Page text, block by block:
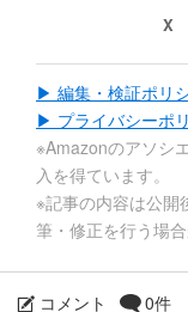
X
▶ 編集・検証ポリ
▶ プライバシーポ
※Amazonのアソシ
入を得ています。
※記事の内容は公開
筆・修正を行う場合
コメント
0件